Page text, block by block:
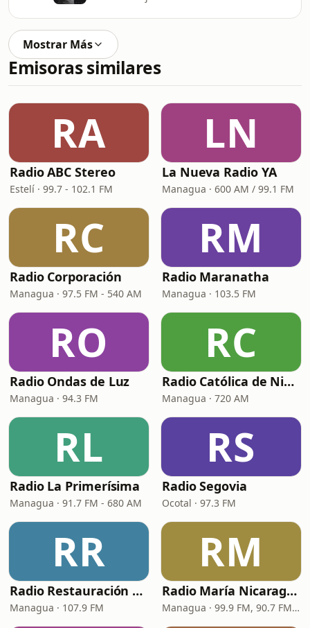
Mostrar Más
Emisoras similares
RA
Radio ABC Stereo
Estelí · 99.7 - 102.1 FM
LN
La Nueva Radio YA
Managua · 600 AM / 99.1 FM
RC
Radio Corporación
Managua · 97.5 FM - 540 AM
RM
Radio Maranatha
Managua · 103.5 FM
RO
Radio Ondas de Luz
Managua · 94.3 FM
RC
Radio Católica de Nicaragua
Managua · 720 AM
RL
Radio La Primerísima
Managua · 91.7 FM - 680 AM
RS
Radio Segovia
Ocotal · 97.3 FM
RR
Radio Restauración 107.9 FM
Managua · 107.9 FM
RM
Radio María Nicaragua
Managua · 99.9 FM, 90.7 FM, 1400 AM